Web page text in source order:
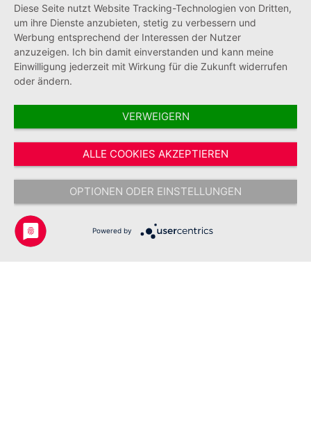
Informationen
Vertrag widerrufen
* Alle Preise inkl. gesetzl. Mehrwertsteuer zzgl.Versandkostenund ggf.
Nachnahmegebühren, wenn nicht anders angegeben.
Copyright © 2026 Johanniter-Unfall-Hilfe e.V. - Alle Rechte
vorbehalten.
Diese Seite nutzt Website Tracking-Technologien von Dritten,
um ihre Dienste anzubieten, stetig zu verbessern und
Werbung entsprechend der Interessen der Nutzer
anzuzeigen. Ich bin damit einverstanden und kann meine
Einwilligung jederzeit mit Wirkung für die Zukunft widerrufen
oder ändern.
VERWEIGERN
ALLE COOKIES AKZEPTIEREN
OPTIONEN ODER EINSTELLUNGEN
Powered by